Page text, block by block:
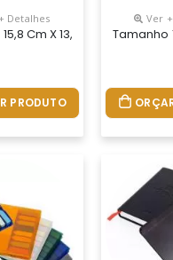
Suporte Em Couro
-it Contém: 25
E Botão, Possui
Ecológico Com
Detalhes
Cm X 13,2 Cm.bloco
PRODUTO
Ver
Tamanho